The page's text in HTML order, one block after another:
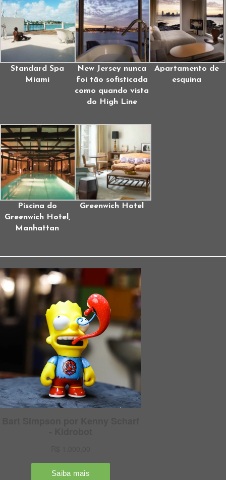
Standard Spa
Miami
New Jersey nunca
foi tão sofisticada
como quando vista
do High Line
Apartamento de
esquina
Piscina do
Greenwich Hotel,
Manhattan
Greenwich Hotel